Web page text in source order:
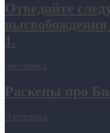
Отведайте
высвобождения
1.
Эзотерика
Раскепы про
Эзотерика